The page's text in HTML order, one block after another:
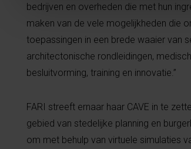
bedrijven en overheden die met hun
maken van de vele mogelijkheden die
toepassingen in een brede waaier van
architectonische rondleidingen,
besluitvorming, training en innovatie.”
FARI streeft ernaar haar CAVE in te
gebied van stedelijke planning en
om met behulp van virtuele simulaties